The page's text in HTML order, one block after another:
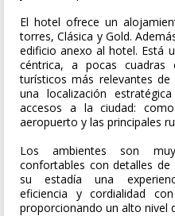
El hotel ofrece un
torres, Clásica y Gold.
edificio anexo al hotel. Está
céntrica, a pocas
turísticos más relevantes
una localización
accesos a la ciudad:
aeropuerto y las principales
Los ambientes son
confortables con detalles
su estadía una
eficiencia y cordialidad
proporcionando un alto nivel